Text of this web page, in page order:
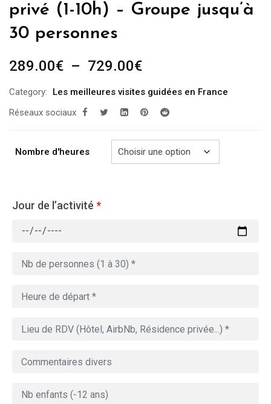
privé (1-10h) – Groupe jusqu’à
30 personnes
289.00€ – 729.00€Plage
prix :
289.00€
729.00€
Category:
Les meilleures visites guidées en France
Réseaux sociaux
Nombre d'heures
Jour de l’activité *